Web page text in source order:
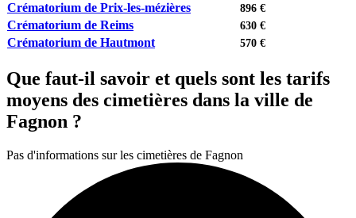
Crématorium de Prix-les-mézières
896 €
Crématorium de Reims 630 €
Crématorium de Hautmont 570 €
Que faut-il savoir et quels sont les tarifs
moyens des cimetières dans la ville de
Fagnon ?
Pas d'informations sur les cimetières de Fagnon